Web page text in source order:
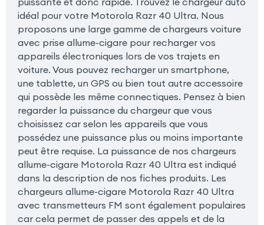
idéal pour votre Motorola Razr 40 Ultra. Nous
proposons une large gamme de chargeurs voiture
avec prise allume-cigare pour recharger vos
appareils électroniques lors de vos trajets en
voiture. Vous pouvez recharger un smartphone,
une tablette, un GPS ou bien tout autre accessoire
qui possède les même connectiques. Pensez à bien
regarder la puissance du chargeur que vous
choisissez car selon les appareils que vous
possédez une puissance plus ou moins importante
peut être requise. La puissance de nos chargeurs
allume-cigare Motorola Razr 40 Ultra est indiqué
dans la description de nos fiches produits. Les
chargeurs allume-cigare Motorola Razr 40 Ultra
avec transmetteurs FM sont également populaires
car cela permet de passer des appels et de la